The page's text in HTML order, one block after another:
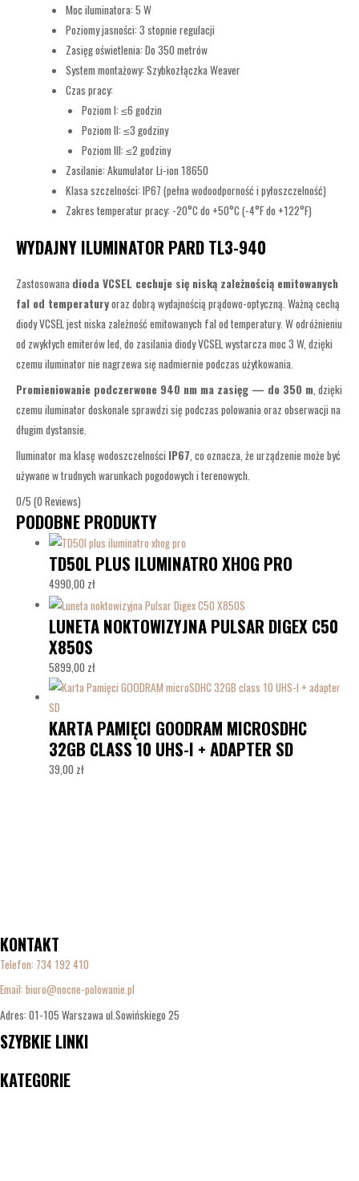
Moc iluminatora: 5 W
Poziomy jasności: 3 stopnie regulacji
Zasięg oświetlenia: Do 350 metrów
System montażowy: Szybkozłączka Weaver
Czas pracy:
Poziom I: ≤6 godzin
Poziom II: ≤3 godziny
Poziom III: ≤2 godziny
Zasilanie: Akumulator Li-ion 18650
Klasa szczelności: IP67 (pełna wodoodporność i pyłoszczelność)
Zakres temperatur pracy: -20°C do +50°C (-4°F do +122°F)
WYDAJNY ILUMINATOR PARD TL3-940
Zastosowana dioda VCSEL cechuje się niską zależnością emitowanych
fal od temperaturyoraz dobrą wydajnością prądowo-optyczną. Ważną cechą
diody VCSEL jest niska zależność emitowanych fal od temperatury. W odróżnieniu
od zwykłych emiterów led, do zasilania diody VCSEL wystarcza moc 3 W, dzięki
czemu iluminator nie nagrzewa się nadmiernie podczas użytkowania.
Promieniowanie podczerwone 940 nm ma zasięg — do 350 m, dzięki
czemu iluminator doskonale sprawdzi się podczas polowania oraz obserwacji na
długim dystansie.
Iluminator ma klasę wodoszczelności IP67 , co oznacza, że urządzenie może być
używane w trudnych warunkach pogodowych i terenowych.
0/5 (0 Reviews)
PODOBNE PRODUKTY
TD50L PLUS ILUMINATRO XHOG PRO
4990,00 zł
LUNETA NOKTOWIZYJNA PULSAR DIGEX C50
X850S
5899,00 zł
KARTA PAMIĘCI GOODRAM MICROSDHC
32GB CLASS 10 UHS-I + ADAPTER SD
39,00 zł
KONTAKT
Telefon: 734 192 410
Email: biuro@nocne-polowanie.pl
Adres: 01-105 Warszawa ul.Sowińskiego 25
SZYBKIE LINKI
KATEGORIE